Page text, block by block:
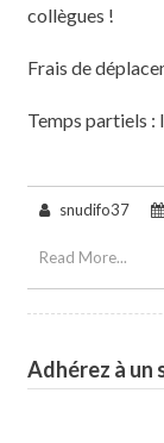
collègues !
Frais de
Temps partiels :
snudifo37
Read More...
Adhérez à